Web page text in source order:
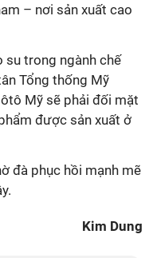
– nơi sản xuất cao
su trong ngành chế
Tổng thống Mỹ
Mỹ sẽ phải đối mặt
được sản xuất ở
đà phục hồi mạnh mẽ
Kim Dung